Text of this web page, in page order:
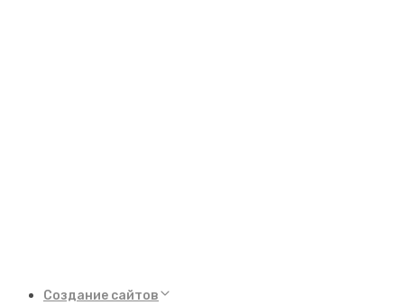
Создание сайтов